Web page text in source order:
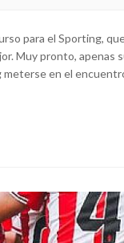
para el Sporting,
Muy pronto,
en el